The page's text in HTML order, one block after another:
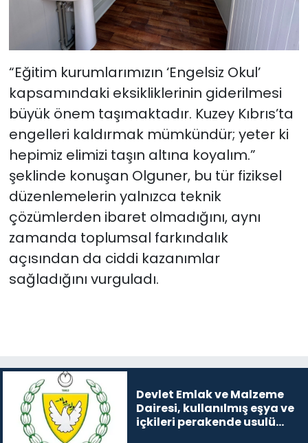
“Eğitim kurumlarımızın ‘Engelsiz Okul’
kapsamındaki eksikliklerinin giderilmesi
büyük önem taşımaktadır. Kuzey Kıbrıs’ta
engelleri kaldırmak mümkündür; yeter ki
hepimiz elimizi taşın altına koyalım.”
şeklinde konuşan Olguner, bu tür fiziksel
düzenlemelerin yalnızca teknik
çözümlerden ibaret olmadığını, aynı
zamanda toplumsal farkındalık
açısından da ciddi kazanımlar
sağladığını vurguladı.
Devlet Emlak ve Malzeme
Dairesi, kullanılmış eşya ve
içkileri perakende usulü